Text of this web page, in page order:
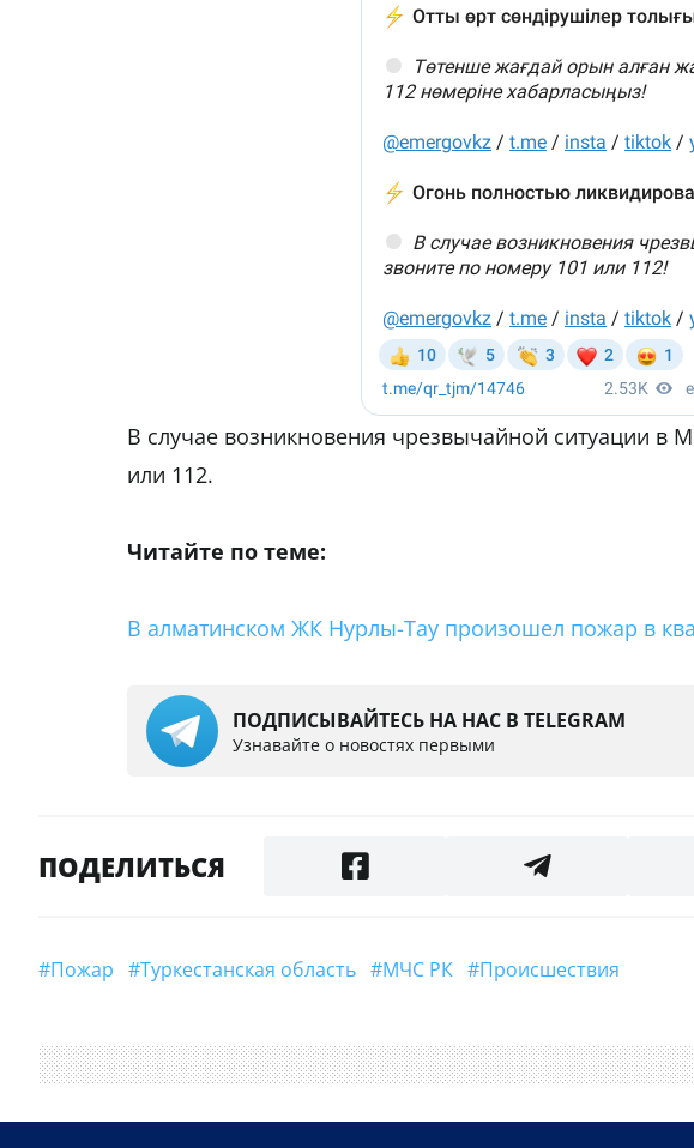
В случае возникновения чрезвычайной ситуации в
или 112.
Читайте по теме:
В алматинском ЖК Нурлы-Тау произошел пожар в
ПОДПИСЫВАЙТЕСЬ НА НАС В TELEGRAM
Узнавайте о новостях первыми
ПОДЕЛИТЬСЯ
#пожар #Туркестанская область #МЧС РК #Происшествия